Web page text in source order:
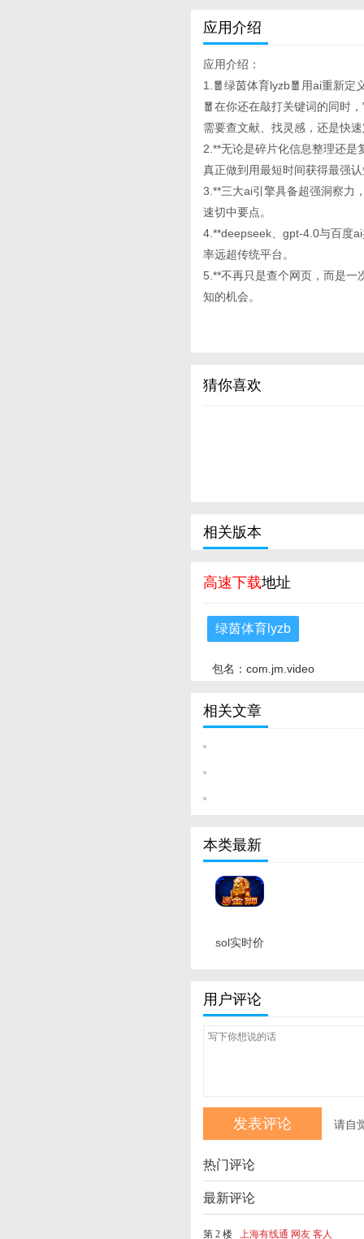
应用介绍
应用介绍：
1.🧧绿茵体育lyzb🧧用ai重新定
🧧在你还在敲打关键词的同时
需要查文献、找灵感，还是快
2.**无论是碎片化信息整理还
真正做到用最短时间获得最强
3.**三大ai引擎具备超强洞察力
速切中要点。
4.**deepseek、gpt-4.0与百度
率远超传统平台。
5.**不再只是查个网页，而是一
知的机会。
猜你喜欢
相关版本
高速下载地址
绿茵体育lyzb
包名：com.jm.video
相关文章
本类最新
sol实时价
用户评论
请自
热门评论
最新评论
第 2 楼 上海有线通 网友 客人